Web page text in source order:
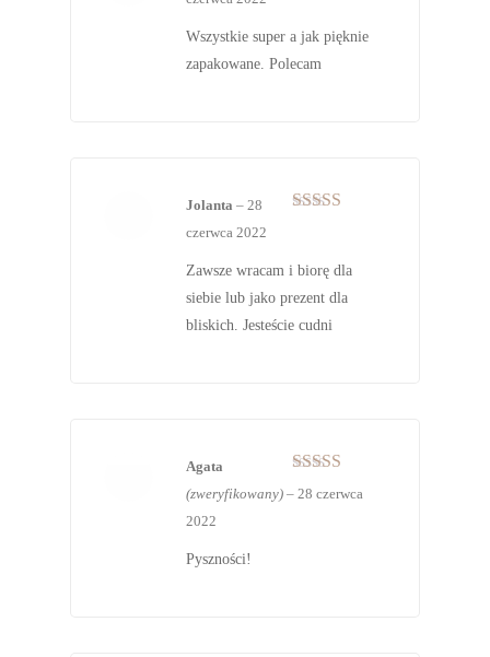
Wszystkie super a jak pięknie
zapakowane. Polecam
Jolanta – 28
czerwca 2022
Zawsze wracam i biorę dla
siebie lub jako prezent dla
bliskich. Jesteście cudni
Oceniono
na 5
Agata
(zweryfikowany) – 28 czerwca
2022
Pyszności!